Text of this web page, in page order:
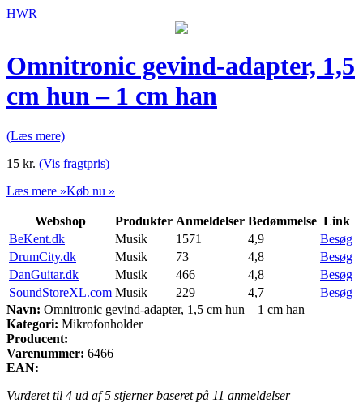
HWR
Omnitronic gevind-adapter, 1,5
cm hun – 1 cm han
(Læs mere)
15 kr. (Vis fragtpris)
Læs mere »Køb nu »
Webshop Produkter Anmeldelser Bedømmelse Link
BeKent.dk
Musik 1571 4,9
Besøg
DrumCity.dk
Musik 73 4,8
Besøg
DanGuitar.dk
Musik 466 4,8
Besøg
SoundStoreXL.com Musik 229 4,7
Besøg
Navn: Omnitronic gevind-adapter, 1,5 cm hun – 1 cm han
Kategori: Mikrofonholder
Producent:
Varenummer: 6466
EAN:
Vurderet til 4 ud af 5 stjerner baseret på 11 anmeldelser